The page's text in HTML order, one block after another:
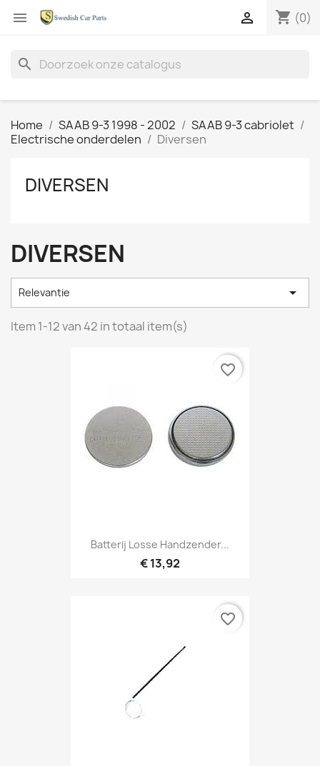
 shopping_cart (0)

search
Home SAAB 9-3 1998 - 2002
SAAB 9-3 cabriolet
Electrische onderdelen
Diversen
DIVERSEN
DIVERSEN
Relevantie 
Item 1-12 van 42 in totaal item(s)
Batterij Losse Handzender...
€ 13,92
favorite_border
favorite_border